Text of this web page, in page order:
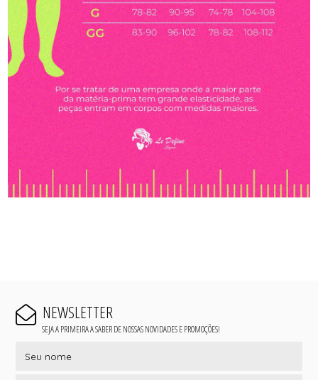
NEWSLETTER
SEJA A PRIMEIRA A SABER DE NOSSAS NOVIDADES E PROMOÇÕES!